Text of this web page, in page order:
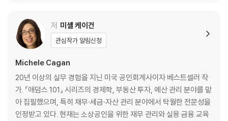
국가와 기업에 급전이 필요할 때: 두 종류의 단기 채권, 기업어음과 단기채
장기 투자에는 리스크가 따른다: 중기채와 장기채, 지방채의 차이
미국 달러가 기축 통화가 된 이유: 환율이 정해지는 원리
도지코인? 이더리움?: 블록체인 기술과 암호화폐의 탄생
돈은 어디로 흐르는가: 가계에서 기업으로, 경제 순환 모형
국가 경제를 측정하는 법: GDP가 말해주는 것들
소비 심리가 GDP에 미치는 영향: 가처분소득의 중요성
저 미셸 케이건
관심작가 알림신청
Michele Cagan
20년 이상의 실무 경험을 지닌 미국 공인회계사이자 베스트셀러 작
가. 『애덤스 101』 시리즈의 경제학, 부동산 투자, 예산 관리 분야를 맡
아 집필했으며, 특히 채무·세금·자산 관리 분야에서 탁월한 전문성을
인정받고 있다. 현재는 소상공인을 위한 재무 관리와 실용 금융 교육